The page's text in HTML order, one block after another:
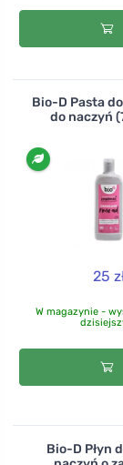
Bio-D Pasta
do naczyń
25
W magazynie -
Bio-D Płyn